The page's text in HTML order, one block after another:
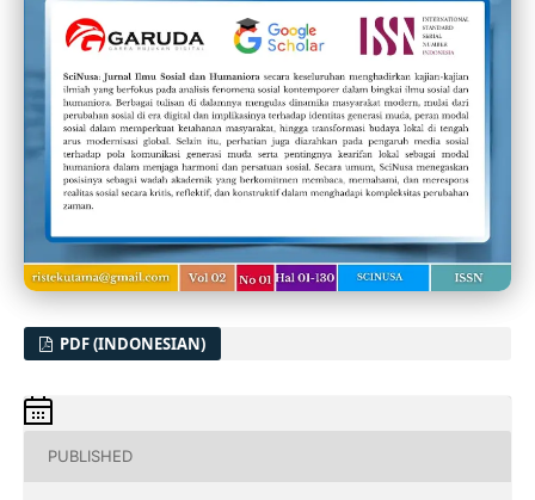
PDF (INDONESIAN)
PUBLISHED